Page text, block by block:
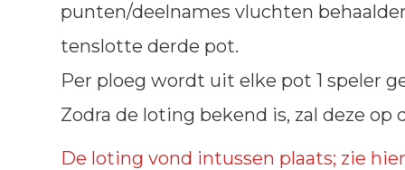
punten/deelnames vluchten
tenslotte derde pot.
Per ploeg wordt uit elke pot 1 speler
Zodra de loting bekend is, zal deze
De loting vond intussen plaats; zie